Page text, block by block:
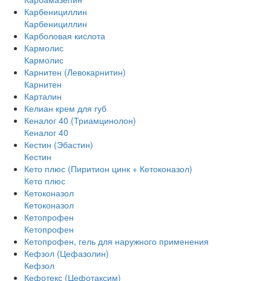
Карбенициллин
Карбенициллин
Карболовая кислота
Кармолис
Кармолис
Карнитен (Левокарнитин)
Карнитен
Карталин
Келиан крем для губ
Кеналог 40 (Триамцинолон)
Кеналог 40
Кестин (Эбастин)
Кестин
Кето плюс (Пиритион цинк + Кетоконазол)
Кето плюс
Кетоконазол
Кетоконазол
Кетопрофен
Кетопрофен
Кетопрофен, гель для наружного применения
Кефзол (Цефазолин)
Кефзол
Кефотекс (Цефотаксим)